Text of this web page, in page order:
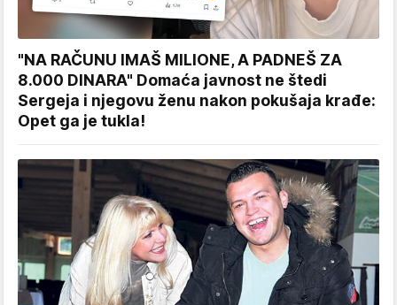
"NA RAČUNU IMAŠ MILIONE, A PADNEŠ ZA
8.000 DINARA" Domaća javnost ne štedi
Sergeja i njegovu ženu nakon pokušaja krađe:
Opet ga je tukla!